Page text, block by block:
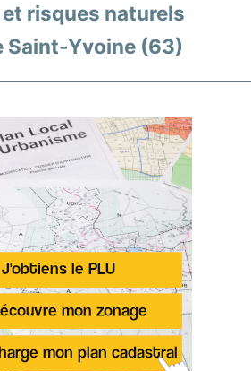
et risques naturels
Saint-Yvoine (63)